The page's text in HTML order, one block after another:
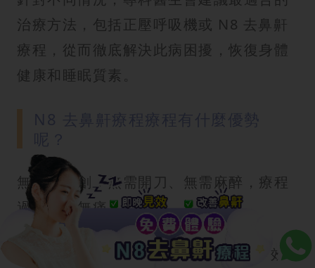
治療方法，包括正壓呼吸機或 N8 去鼻鼾
療程，從而徹底解決此病困擾，恢復身體
健康和睡眠質素。
無痛、無創：無需開刀、無需麻醉，療程
過程舒適無痛。
快速、有效：一次療程只需 15 分鐘，效